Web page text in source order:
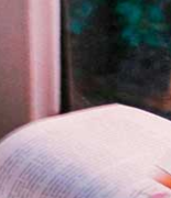
- Anos